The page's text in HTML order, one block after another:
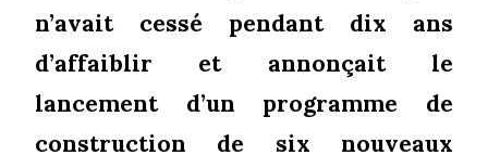
n’avait cessé pendant dix ans
d’affaiblir et annonçait le
lancement d’un programme de
construction de six nouveaux